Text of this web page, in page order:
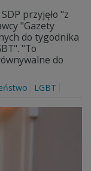
przyjęło "z
"Gazety
do tygodnika
"To
do
LGBT